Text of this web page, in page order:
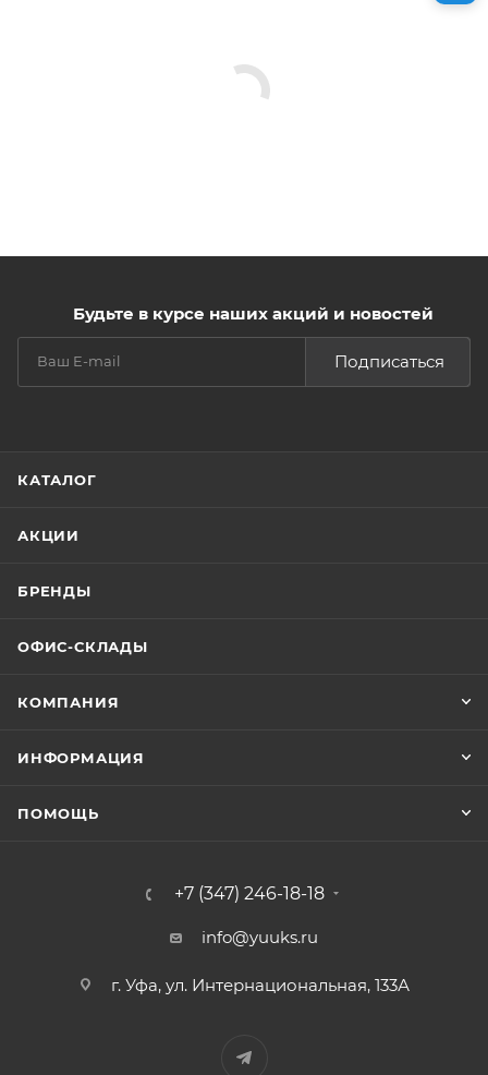
Будьте в курсе наших акций и новостей
Подписаться
КАТАЛОГ
АКЦИИ
БРЕНДЫ
ОФИС-СКЛАДЫ
КОМПАНИЯ
ИНФОРМАЦИЯ
ПОМОЩЬ
+7 (347) 246-18-18
info@yuuks.ru
г. Уфа, ул. Интернациональная, 133А